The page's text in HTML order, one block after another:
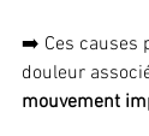
➡️ Ces causes
douleur
mouvement